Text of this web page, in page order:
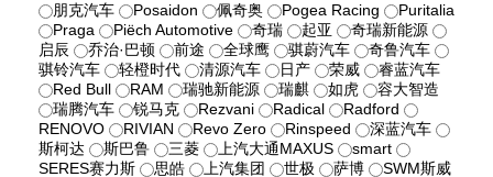
朋克汽车
Posaidon 佩奇奥 Pogea Racing
Puritalia
Praga
Piëch Automotive 奇瑞 起亚
奇瑞新能源
启辰
乔治·巴顿 前途 全球鹰 骐蔚汽车
奇鲁汽车
骐铃汽车
轻橙时代 清源汽车 日产 荣威
睿蓝汽车
Red Bull
RAM 瑞驰新能源 瑞麒 如虎
容大智造
瑞腾汽车
锐马克 Rezvani Radical
Radford
RENOVO
RIVIAN Revo Zero Rinspeed
深蓝汽车
斯柯达
斯巴鲁 三菱 上汽大通MAXUS
smart
SERES赛力斯
思皓 上汽集团 世极 萨博
SWM斯威